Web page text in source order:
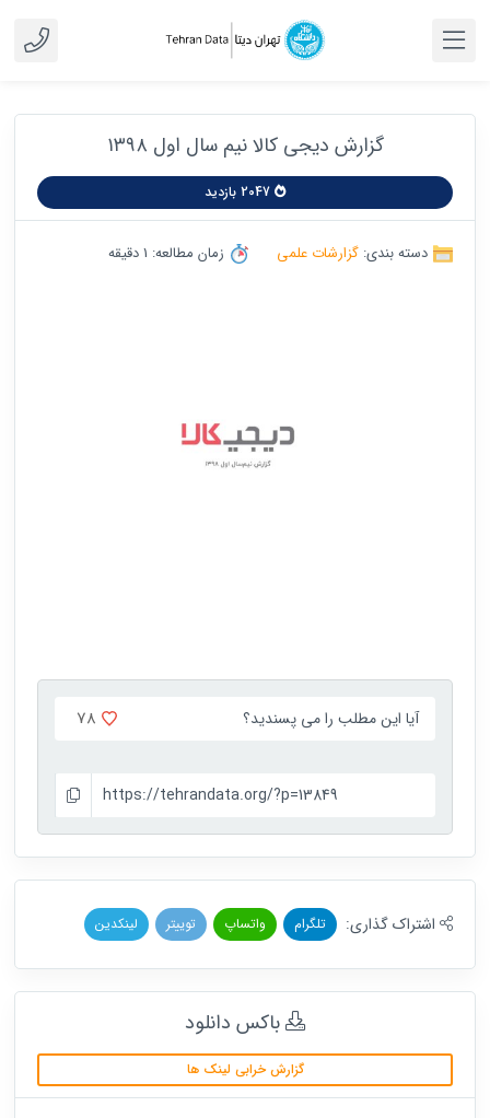
گزارش دیجی کالا نیم سال اول ۱۳۹۸
2047 بازدید
دسته بندی: گزارشات علمی زمان مطالعه: 1 دقیقه
آیا این مطلب را می پسندید؟ 78
https://tehrandata.org/?p=13849
اشتراک گذاری: تلگرام واتساپ توییتر لینکدین
باکس دانلود
گزارش خرابی لینک ها